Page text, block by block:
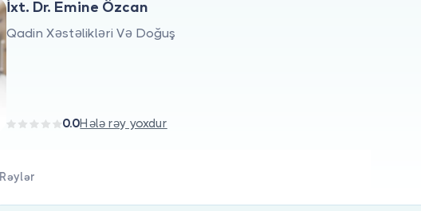
İxt. Dr. Emine Özcan
Qadin Xəstəlikləri Və Doğuş
0.0Hələ rəy yoxdur
Rəylər